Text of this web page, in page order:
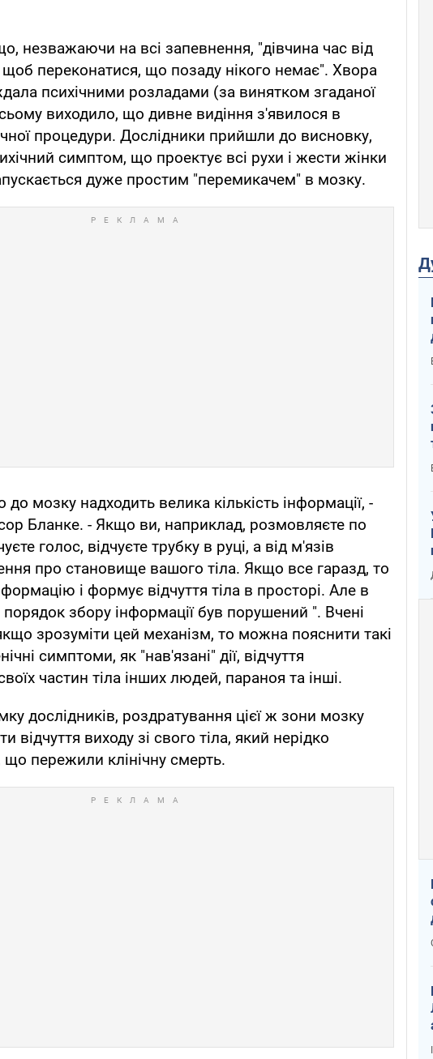
незважаючи на всі запевнення, "дівчина час від
щоб переконатися, що позаду нікого немає". Хвора
психічними розладами (за винятком згаданої
виходило, що дивне видіння з'явилося в
процедури. Дослідники прийшли до висновку,
симптом, що проектує всі рухи і жести жінки
дуже простим "перемикачем" в мозку.
до мозку надходить велика кількість інформації, -
Бланке. - Якщо ви, наприклад, розмовляєте по
голос, відчуєте трубку в руці, а від м'язів
про становище вашого тіла. Якщо все гаразд, то
і формує відчуття тіла в просторі. Але в
збору інформації був порушений ". Вчені
зрозуміти цей механізм, то можна пояснити такі
симптоми, як "нав'язані" дії, відчуття
частин тіла інших людей, параноя та інші.
дослідників, роздратування цієї ж зони мозку
відчуття виходу зі свого тіла, який нерідко
пережили клінічну смерть.